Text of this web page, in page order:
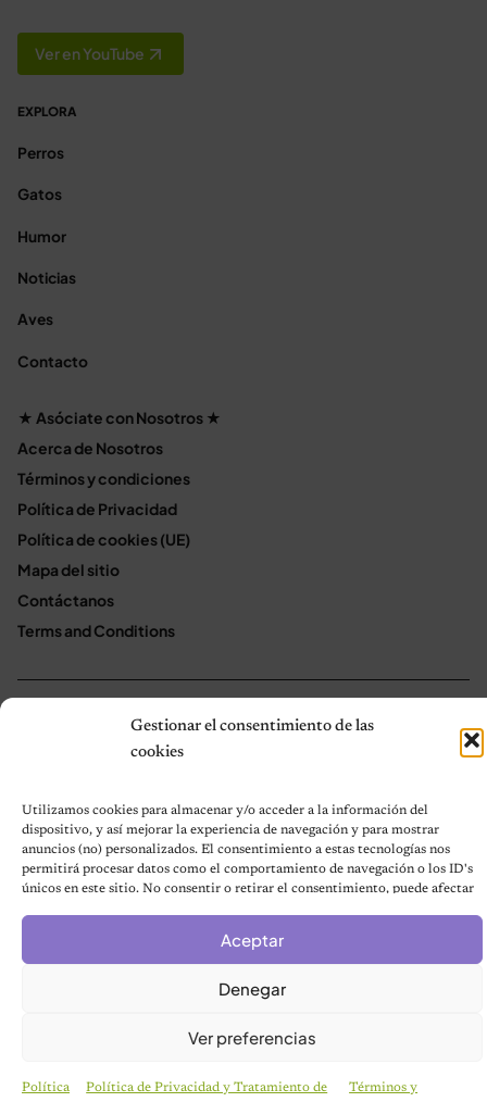
Gestionar el consentimiento de las
cookies
Utilizamos cookies para almacenar y/o acceder a la información del
dispositivo, y así mejorar la experiencia de navegación y para mostrar
anuncios (no) personalizados. El consentimiento a estas tecnologías nos
permitirá procesar datos como el comportamiento de navegación o los ID's
únicos en este sitio. No consentir o retirar el consentimiento, puede afectar
Aceptar
Denegar
Ver preferencias
Política Política de Privacidad y Tratamiento de Términos y
Ver en YouTube
EXPLORA
Perros
Gatos
Humor
Noticias
Aves
Contacto
★ Asóciate con Nosotros ★
Acerca de Nosotros
Términos y condiciones
Política de Privacidad
Política de cookies (UE)
Mapa del sitio
Contáctanos
Terms and Conditions
© 2026 Notas de Mascotas